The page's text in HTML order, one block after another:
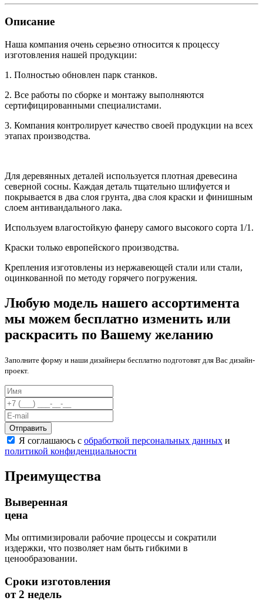
Описание
Наша компания очень серьезно относится к процессу
изготовления нашей продукции:
1. Полностью обновлен парк станков.
2. Все работы по сборке и монтажу выполняются
сертифицированными специалистами.
3. Компания контролирует качество своей продукции на всех
этапах производства.
Для деревянных деталей используется плотная древесина
северной сосны. Каждая деталь тщательно шлифуется и
покрывается в два слоя грунта, два слоя краски и финишным
слоем антивандального лака.
Используем влагостойкую фанеру самого высокого сорта 1/1.
Краски только европейского производства.
Крепления изготовлены из нержавеющей стали или стали,
оцинкованной по методу горячего погружения.
Любую модель нашего ассортимента
мы можем бесплатно изменить или
раскрасить по Вашему желанию
Заполните форму и наши дизайнеры бесплатно подготовят для Вас дизайн-
проект.
Отправить
Я соглашаюсь с обработкой персональных данных и
политикой конфиденциальности
Преимущества
Выверенная
цена
Мы оптимизировали рабочие процессы и сократили
издержки, что позволяет нам быть гибкими в
ценообразовании.
Сроки изготовления
от 2 недель